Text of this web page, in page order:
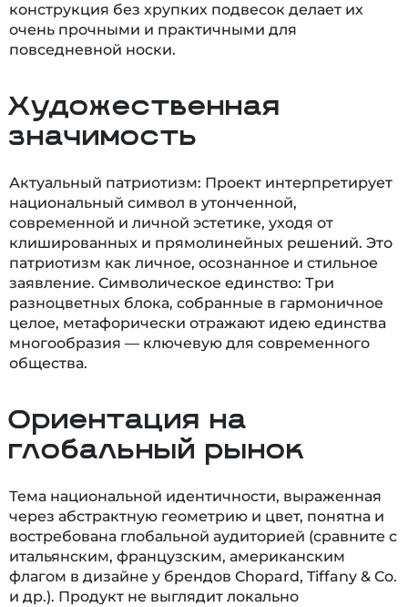
конструкция без хрупких подвесок делает их
очень прочными и практичными для
повседневной носки.
Художественная
значимость
Актуальный патриотизм: Проект интерпретирует
национальный символ в утонченной,
современной и личной эстетике, уходя от
клишированных и прямолинейных решений. Это
патриотизм как личное, осознанное и стильное
заявление. Символическое единство: Три
разноцветных блока, собранные в гармоничное
целое, метафорически отражают идею единства
многообразия — ключевую для современного
общества.
Ориентация на
глобальный рынок
Тема национальной идентичности, выраженная
через абстрактную геометрию и цвет, понятна и
востребована глобальной аудиторией (сравните с
итальянским, французским, американским
флагом в дизайне у брендов Chopard, Tiffany & Co.
и др.). Продукт не выглядит локально